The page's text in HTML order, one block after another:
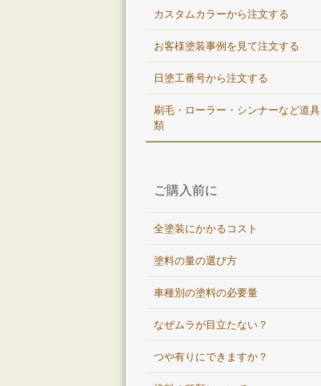
カスタムカラーから注文する
お客様塗装事例を見て注文する
日塗工番号から注文する
刷毛・ローラー・シンナーなど道具
類
ご購入前に
全塗装にかかるコスト
塗料の量の選び方
車種別の塗料の必要量
なぜムラが目立たない？
つや有りにできますか？